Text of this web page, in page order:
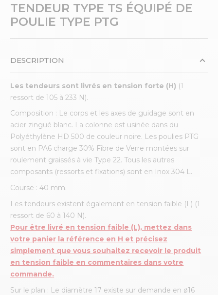
TENDEUR TYPE TS ÉQUIPÉ DE
POULIE TYPE PTG
DESCRIPTION
Les tendeurs sont livrés en tension forte (H) (1
ressort de 105 à 233 N).
Composition : Le corps et les axes de guidage sont en
acier zingué blanc. La colonne est usinée dans du
Polyéthylène HD 500 de couleur noire. Les poulies PTG
sont en PA6 charge 30% Fibre de Verre montées sur
roulement graissés à vie Type 22. Tous les autres
composants (ressorts et fixations) sont en Inox 304 L.
Course : 40 mm.
Les tendeurs existent également en tension faible (L) (1
ressort de 60 à 140 N).
Pour être livré en tension faible (L), mettez dans
votre panier la référence en H et précisez
simplement que vous souhaitez recevoir le produit
en tension faible en commentaires dans votre
commande.
Sur le plan : Le diamètre 17 existe sur demande en ø16